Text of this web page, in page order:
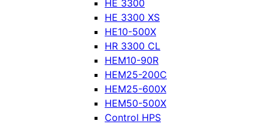
HE 3300
HE 3300 XS
HE10-500X
HR 3300 CL
HEM10-90R
HEM25-200C
HEM25-600X
HEM50-500X
Control HPS